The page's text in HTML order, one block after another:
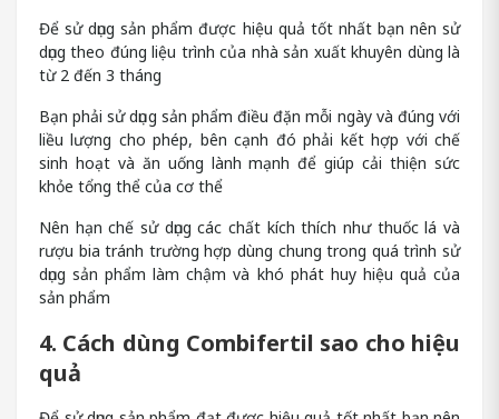
Để sử dụng sản phẩm được hiệu quả tốt nhất bạn nên sử
dụng theo đúng liệu trình của nhà sản xuất khuyên dùng là
từ 2 đến 3 tháng
Bạn phải sử dụng sản phẩm điều đặn mỗi ngày và đúng với
liều lượng cho phép, bên cạnh đó phải kết hợp với chế
sinh hoạt và ăn uống lành mạnh để giúp cải thiện sức
khỏe tổng thể của cơ thể
Nên hạn chế sử dụng các chất kích thích như thuốc lá và
rượu bia tránh trường hợp dùng chung trong quá trình sử
dụng sản phẩm làm chậm và khó phát huy hiệu quả của
sản phẩm
4. Cách dùng Combifertil sao cho hiệu
quả